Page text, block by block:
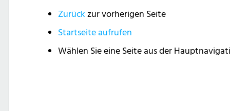
Zurück zur vorherigen Seite
Startseite aufrufen
Wählen Sie eine Seite aus der